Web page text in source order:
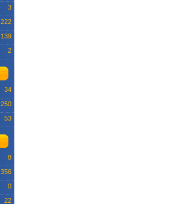
3
222
139
2
34
250
53
8
356
0
22